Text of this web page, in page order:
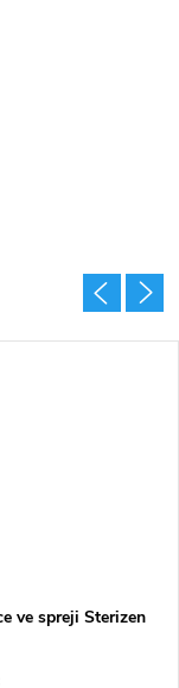
ve spreji Sterizen